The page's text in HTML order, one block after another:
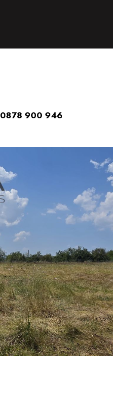
0878 900 946